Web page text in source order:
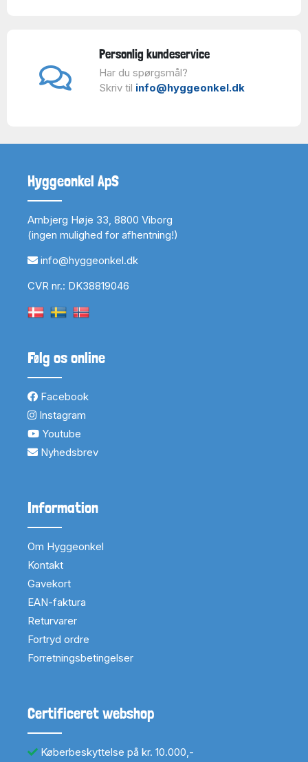
Personlig kundeservice
Har du spørgsmål?
Skriv til info@hyggeonkel.dk
Hyggeonkel ApS
Arnbjerg Høje 33, 8800 Viborg
(ingen mulighed for afhentning!)
info@hyggeonkel.dk
CVR nr.: DK38819046
Følg os online
Facebook
Instagram
Youtube
Nyhedsbrev
Information
Om Hyggeonkel
Kontakt
Gavekort
EAN-faktura
Returvarer
Fortryd ordre
Forretningsbetingelser
Certificeret webshop
Køberbeskyttelse på kr. 10.000,-